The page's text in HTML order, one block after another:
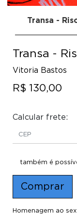
Transa -
Transa -
Vitoria Bastos
R$ 130,00
Calcular frete:
também é
Comprar
Homenagem ao